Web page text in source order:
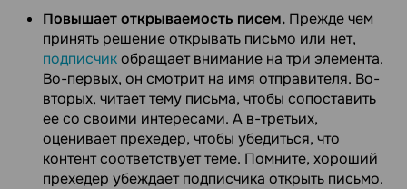
Повышает открываемость писем. Прежде чем
принять решение открывать письмо или нет,
подписчикобращает внимание на три элемента.
Во-первых, он смотрит на имя отправителя. Во-
вторых, читает тему письма, чтобы сопоставить
ее со своими интересами. А в-третьих,
оценивает прехедер, чтобы убедиться, что
контент соответствует теме. Помните, хороший
прехедер убеждает подписчика открыть письмо.